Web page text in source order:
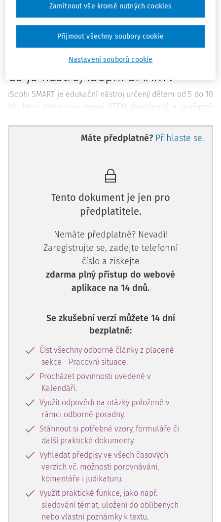
nepřicházelo o to, co je mu v tomto období vlastní –
objevování světa pomocí svých smyslů, hry, vlastní tvořivé
Co je nástroj iSophi SMART?
iSophi SMART je edukační nástroj určený dětem od 5 do 10
let, který podporuje rozvoj STEM dovedností a současně
plánu (RVP) z oblasti informatického myšlení.
Máte předplatné? Přihlaste se.
Tento dokument je jen pro
předplatitele.
Nemáte předplatné? Nevadí!
Zaregistrujte se, zadejte telefonní
číslo a získejte
zdarma plný přístup do webové
aplikace na 14 dnů.
Se zkušební verzí můžete 14 dní
bezplatně:
Číst všechny odborné články z placené
sekce - Pracovní situace.
Procházet povinnosti uvedené v
Kalendáři.
Využít odpovědi na otázky položené v
rámci odborné poradny.
Stáhnout si potřebné vzory, formuláře či
další praktické dokumenty.
Vyhledat předpisy ve všech časových
verzích vč. možnosti porovnávání,
komentáře i judikaturu.
Využít praktické funkce, jako např.
sledování témat, uložení do oblíbených
nebo vlastní poznámky k textu.
Nastavení souborů cookie
Zamítnout vše kromě nutných cookies
Přijmout všechny soubory cookie